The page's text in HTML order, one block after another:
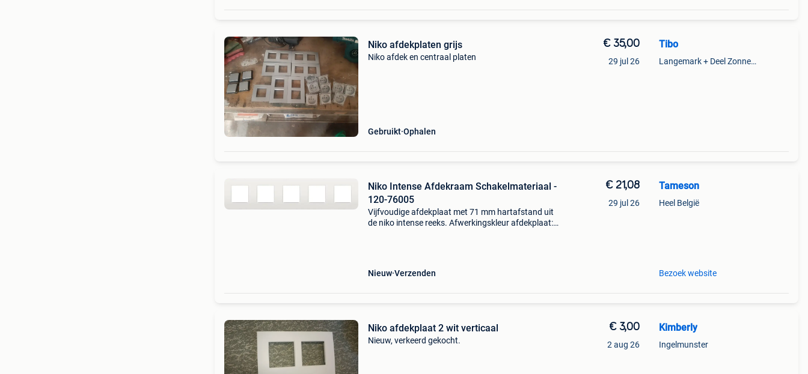
Niko afdekplaten grijs
Niko afdek en centraal platen
Gebruikt Ophalen
€ 35,00
29 jul 26
Tibo
Langemark + Deel Zonnebeke
Niko Intense Afdekraam Schakelmateriaal -
120-76005
Vijfvoudige afdekplaat met 71 mm hartafstand uit
de niko intense reeks. Afwerkingskleur afdekplaat:
Nieuw Verzenden
€ 21,08
29 jul 26
Tameson
Heel België
Bezoek website
Niko afdekplaat 2 wit verticaal
Nieuw, verkeerd gekocht.
€ 3,00
2 aug 26
Kimberly
Ingelmunster